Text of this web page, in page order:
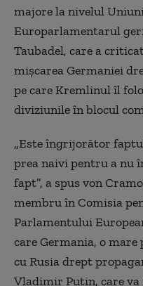
majore la nivelul
Europarlamentarul
Taubadel, care a
mișcarea Germaniei
pe care Kremlinul îl
diviziunile în blocul
„Este îngrijorător
prea naivi pentru a nu
fapt”, a spus von
membru în Comisia
Parlamentului
care Germania, o mare
cu Rusia drept
Vladimir Putin, care